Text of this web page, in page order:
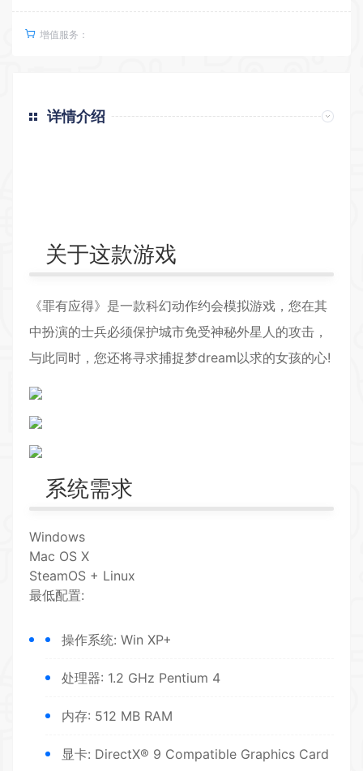
增值服务：
详情介绍
关于这款游戏
《罪有应得》是一款科幻动作约会模拟游戏 ，您在其
中扮演的士兵必须保护城市免受神秘外星人的攻击，
与此同时，您还将寻求捕捉梦dream以求的女孩的心!
系统需求
Windows
Mac OS X
SteamOS + Linux
最低配置:
操作系统: Win XP+
处理器: 1.2 GHz Pentium 4
内存: 512 MB RAM
显卡: DirectX® 9 Compatible Graphics Card